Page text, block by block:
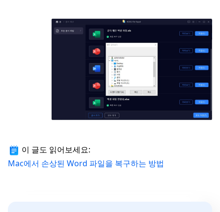
이 글도 읽어보세요:
Mac에서 손상된 Word 파일을 복구하는 방법